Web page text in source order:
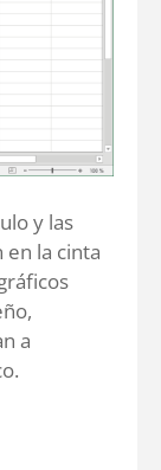
y las
la cinta
a